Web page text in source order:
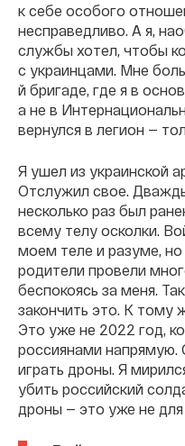
к себе особого
несправедливо. А я,
службы хотел, чтобы
с украинцами. Мне
й бригаде, где я в
а не в
вернулся в легион —
Я ушел из украинской
Отслужил свое.
несколько раз был
всему телу осколки.
моем теле и разуме,
родители провели
беспокоясь за меня.
закончить это. К тому
Это уже не 2022 год,
россиянами напрямую.
играть дроны. Я
убить российский
дроны — это уже не для